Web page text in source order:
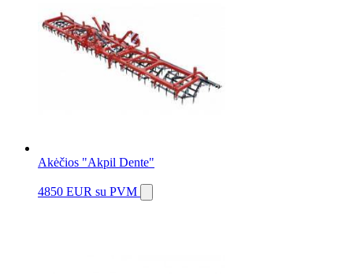
Akėčios "Akpil Dente"
4850 EUR su PVM